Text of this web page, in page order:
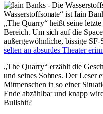
Wasserstoffsonate“ ist Iain
„The Quarry“ heißt seine
Bereich. Um sich auf die
außergewöhnliche, bissige SF-
selten an absurdes Theater
„The Quarry“ erzählt die
und seines Sohnes. Der Leser
Mitmenschen in so einer
Ende abzählbar und knapp
Bullshit?